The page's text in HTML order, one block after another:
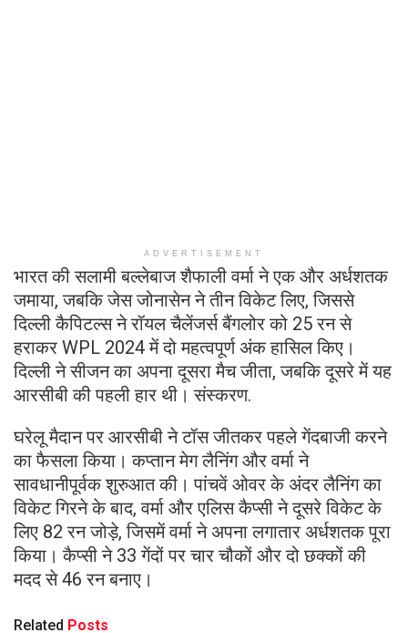
ADVERTISEMENT
भारत की सलामी बल्लेबाज शैफाली वर्मा ने एक और अर्धशतक
जमाया, जबकि जेस जोनासेन ने तीन विकेट लिए, जिससे
दिल्ली कैपिटल्स ने रॉयल चैलेंजर्स बैंगलोर को 25 रन से
हराकर WPL 2024 में दो महत्वपूर्ण अंक हासिल किए।
दिल्ली ने सीजन का अपना दूसरा मैच जीता, जबकि दूसरे में यह
आरसीबी की पहली हार थी। संस्करण.
घरेलू मैदान पर आरसीबी ने टॉस जीतकर पहले गेंदबाजी करने
का फैसला किया। कप्तान मेग लैनिंग और वर्मा ने
सावधानीपूर्वक शुरुआत की। पांचवें ओवर के अंदर लैनिंग का
विकेट गिरने के बाद, वर्मा और एलिस कैप्सी ने दूसरे विकेट के
लिए 82 रन जोड़े, जिसमें वर्मा ने अपना लगातार अर्धशतक पूरा
किया। कैप्सी ने 33 गेंदों पर चार चौकों और दो छक्कों की
मदद से 46 रन बनाए।
Related Posts